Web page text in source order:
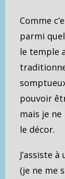
Comme
parmi
le temple
pouvoir
mais je
le décor.
J’assiste
(je ne me